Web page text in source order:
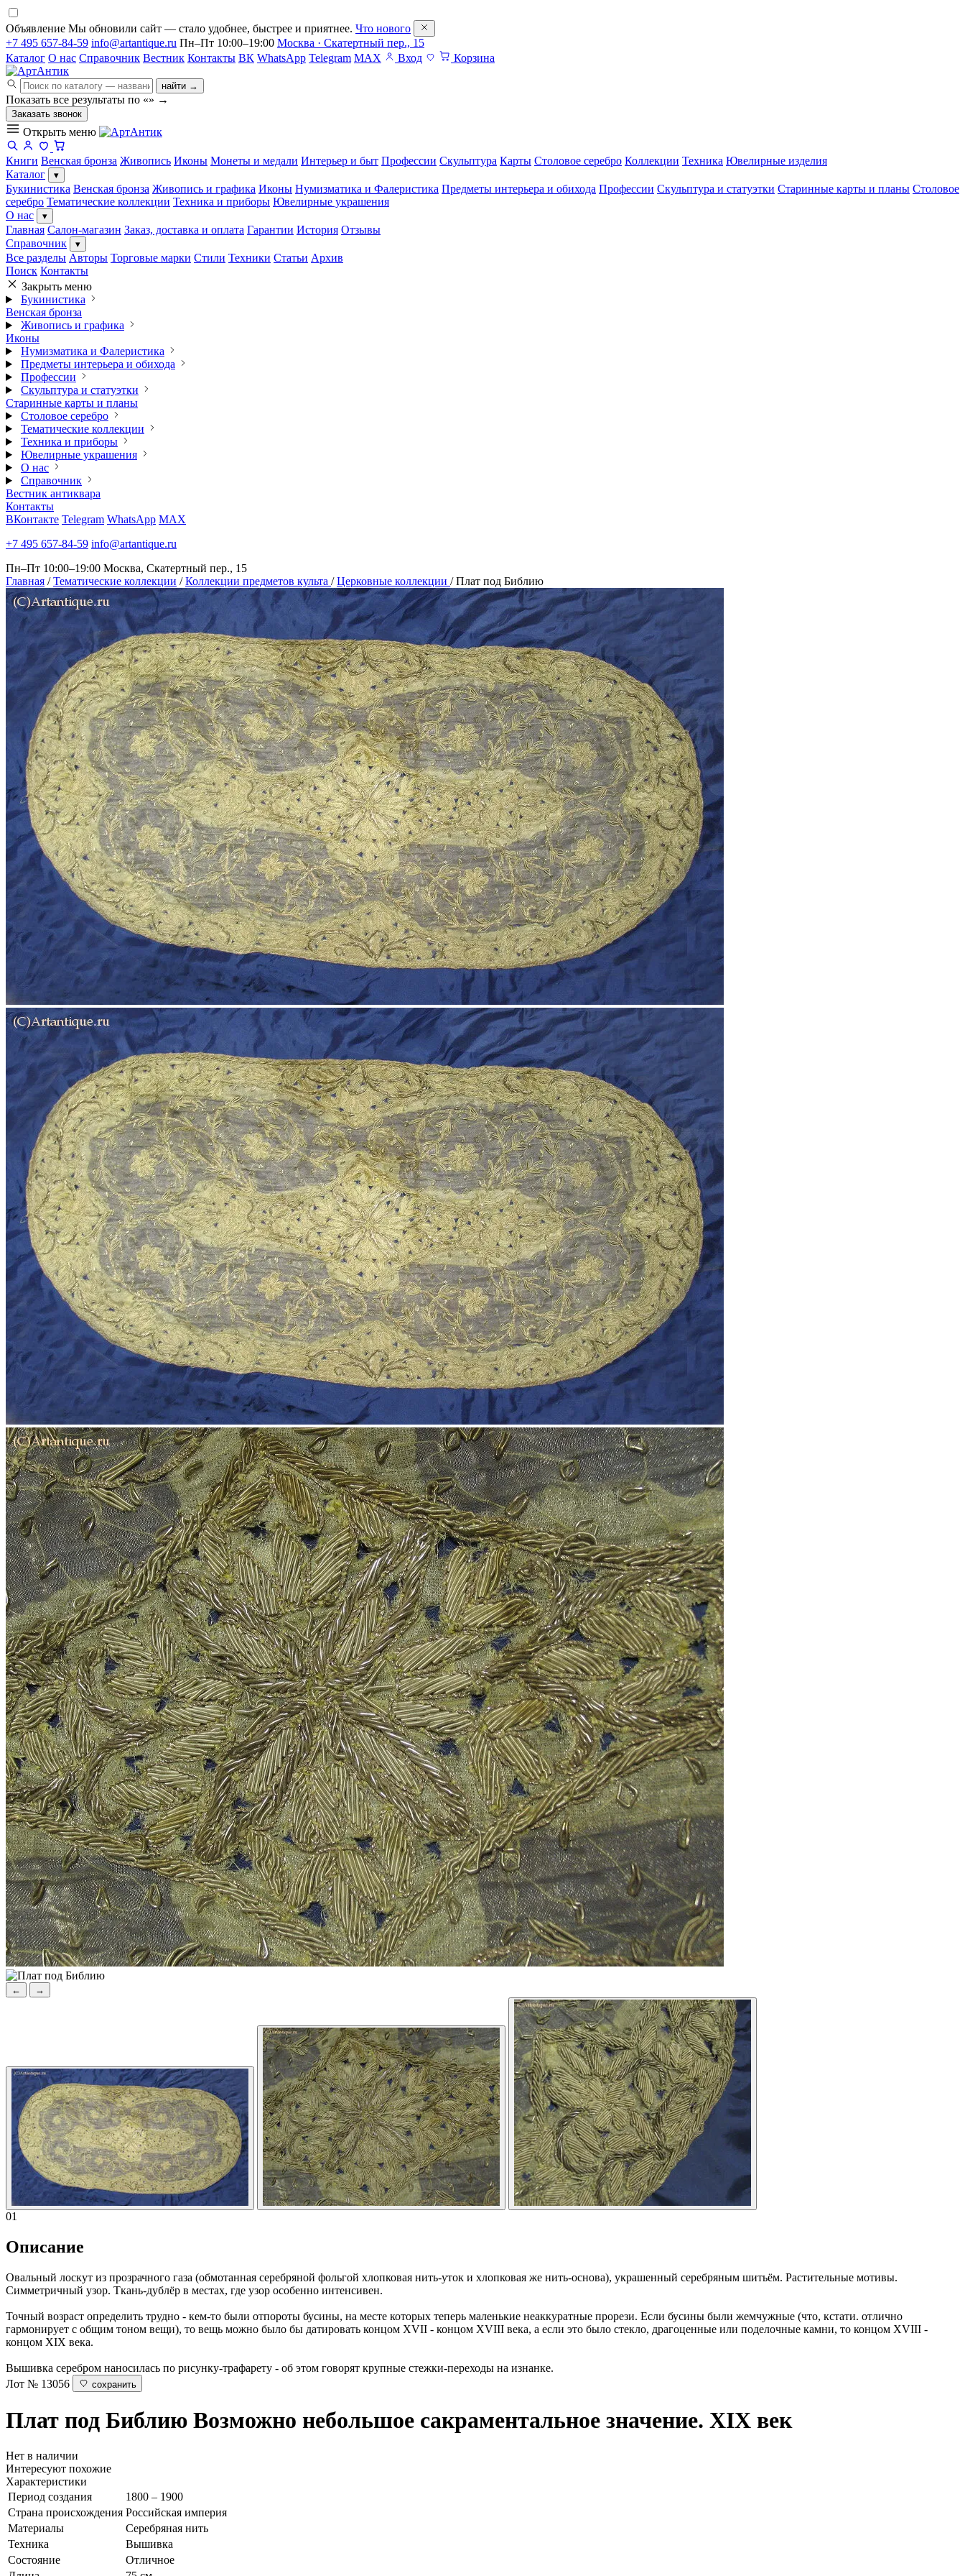
Объявление Мы обновили сайт — стало удобнее, быстрее и приятнее. Что нового
+7 495 657-84-59 info@artantique.ru Пн–Пт 10:00–19:00 Москва · Скатертный пер., 15
Каталог О нас Справочник Вестник Контакты ВК WhatsApp Telegram MAX Вход Корзина
найти →
Показать все результаты по «» →
Заказать звонок
Открыть меню
Книги Венская бронза Живопись Иконы Монеты и медали Интерьер и быт Профессии Скульптура Карты Столовое серебро Коллекции Техника Ювелирные изделия
Каталог
▾
Букинистика Венская бронза Живопись и графика Иконы Нумизматика и Фалеристика Предметы интерьера и обихода Профессии Скульптура и статуэтки Старинные карты и планы Столовое
серебро Тематические коллекции Техника и приборы Ювелирные украшения
О нас
▾
Главная Салон-магазин Заказ, доставка и оплата Гарантии История Отзывы
Справочник
▾
Все разделы Авторы Торговые марки Стили Техники Статьи Архив
Поиск Контакты
Закрыть меню
Букинистика
Венская бронза
Живопись и графика
Иконы
Нумизматика и Фалеристика
Предметы интерьера и обихода
Профессии
Скульптура и статуэтки
Старинные карты и планы
Столовое серебро
Тематические коллекции
Техника и приборы
Ювелирные украшения
О нас
Справочник
Вестник антиквара
Контакты
ВКонтакте Telegram WhatsApp MAX
+7 495 657-84-59 info@artantique.ru
Пн–Пт 10:00–19:00 Москва, Скатертный пер., 15
Главная / Тематические коллекции / Коллекции предметов культа / Церковные коллекции / Плат под Библию
← →
01
Описание
Овальный лоскут из прозрачного газа (обмотанная серебряной фольгой хлопковая нить-уток и хлопковая же нить-основа), украшенный серебряным шитьём. Растительные мотивы.
Симметричный узор. Ткань-дублёр в местах, где узор особенно интенсивен.
Точный возраст определить трудно - кем-то были отпороты бусины, на месте которых теперь маленькие неаккуратные прорези. Если бусины были жемчужные (что, кстати. отлично
гармонирует с общим тоном вещи), то вещь можно было бы датировать концом XVII - концом XVIII века, а если это было стекло, драгоценные или поделочные камни, то концом XVIII -
концом XIX века.
Вышивка серебром наносилась по рисунку-трафарету - об этом говорят крупные стежки-переходы на изнанке.
Лот № 13056
сохранить
Плат под Библию Возможно небольшое сакраментальное значение. XIX век
Нет в наличии
Интересуют похожие
Характеристики
Период создания
1800 – 1900
Страна происхождения Российская империя
Материалы
Серебряная нить
Техника
Вышивка
Состояние
Отличное